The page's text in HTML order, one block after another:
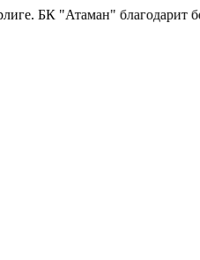
"Атаман" благодарит